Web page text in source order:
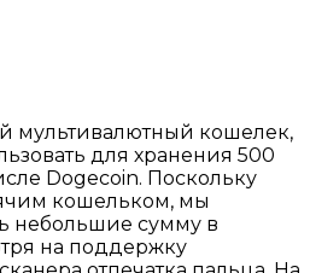
мультивалютный кошелек,
для хранения 500
Dogecoin. Поскольку
кошельком, мы
небольшие сумму в
на поддержку